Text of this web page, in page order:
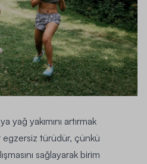
yağ yakımını artırmak
türüdür, çünkü
sağlayarak birim